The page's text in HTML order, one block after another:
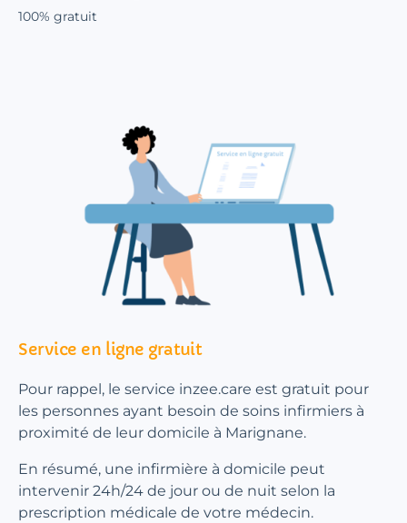
100% gratuit
Service en ligne gratuit
Pour rappel, le service inzee.care est gratuit pour
les personnes ayant besoin de soins infirmiers à
proximité de leur domicile à Marignane.
En résumé, une infirmière à domicile peut
intervenir 24h/24 de jour ou de nuit selon la
prescription médicale de votre médecin.